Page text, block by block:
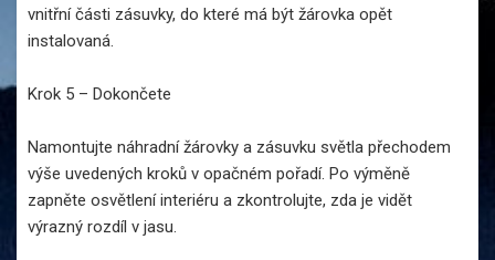
vnitřní části zásuvky, do které má být žárovka opět
instalovaná.
Krok 5 – Dokončete
Namontujte náhradní žárovky a zásuvku světla přechodem
výše uvedených kroků v opačném pořadí. Po výměně
zapněte osvětlení interiéru a zkontrolujte, zda je vidět
výrazný rozdíl v jasu.